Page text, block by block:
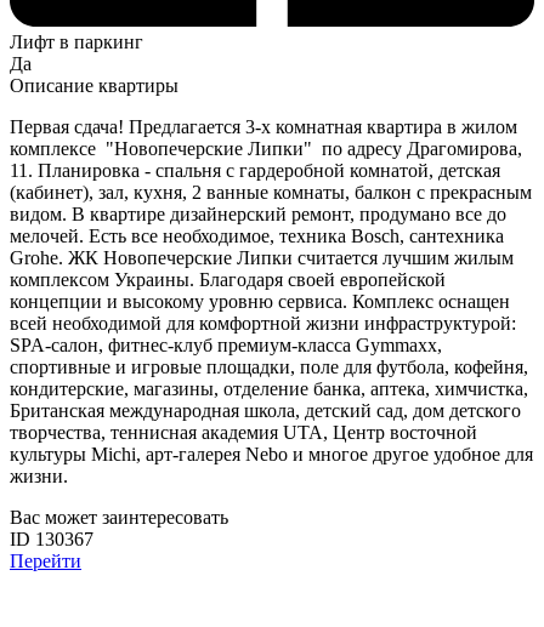
Лифт в паркинг
Да
Описание квартиры
Первая сдача! Предлагается 3-х комнатная квартира в жилом
комплексе "Новопечерские Липки" по адресу Драгомирова,
11. Планировка - спальня с гардеробной комнатой, детская
(кабинет), зал, кухня, 2 ванные комнаты, балкон с прекрасным
видом. В квартире дизайнерский ремонт, продумано все до
мелочей. Есть все необходимое, техника Bosch, сантехника
Grohe. ЖК Новопечерские Липки считается лучшим жилым
комплексом Украины. Благодаря своей европейской
концепции и высокому уровню сервиса. Комплекс оснащен
всей необходимой для комфортной жизни инфраструктурой:
SPA-салон, фитнес-клуб премиум-класса Gymmaxx,
спортивные и игровые площадки, поле для футбола, кофейня,
кондитерские, магазины, отделение банка, аптека, химчистка,
Британская международная школа, детский сад, дом детского
творчества, теннисная академия UTA, Центр восточной
культуры Michi, арт-галерея Nebo и многое другое удобное для
жизни.
Вас может заинтересовать
ID 130367
Перейти